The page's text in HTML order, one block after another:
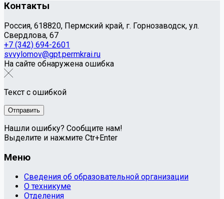
Контакты
Россия, 618820, Пермский край, г. Горнозаводск, ул.
Свердлова, 67
+7 (342) 694-2601
svvylomov@gpt.permkrai.ru
На сайте обнаружена ошибка
Текст с ошибкой
Нашли ошибку? Сообщите нам!
Выделите и нажмите Ctr+Enter
Меню
Сведения об образовательной организации
О техникуме
Отделения